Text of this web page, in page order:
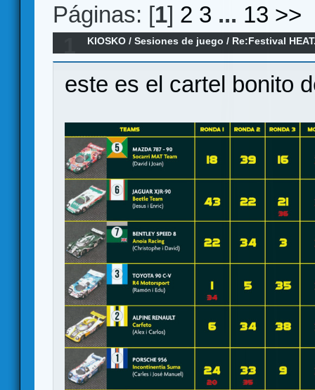
Páginas: [1] 2 3 ... 13 >>
KIOSKO /Sesiones de juego / Re:Festival
Q2 y Q3 y 6 dias para la carrera
este es el cartel bonito